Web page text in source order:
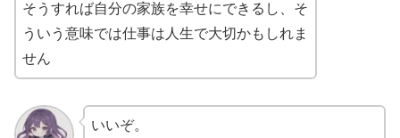
そうすれば自分の家族を幸せにできるし、そ
ういう意味では仕事は人生で大切かもしれま
せん
いいぞ。